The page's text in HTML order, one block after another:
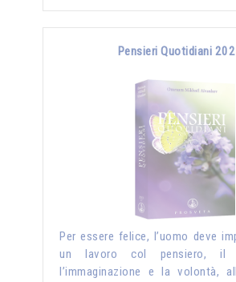
Pensieri Quotidiani
Per essere felice, l’uomo deve
un lavoro col pensiero, il
l’immaginazione e la volontà,